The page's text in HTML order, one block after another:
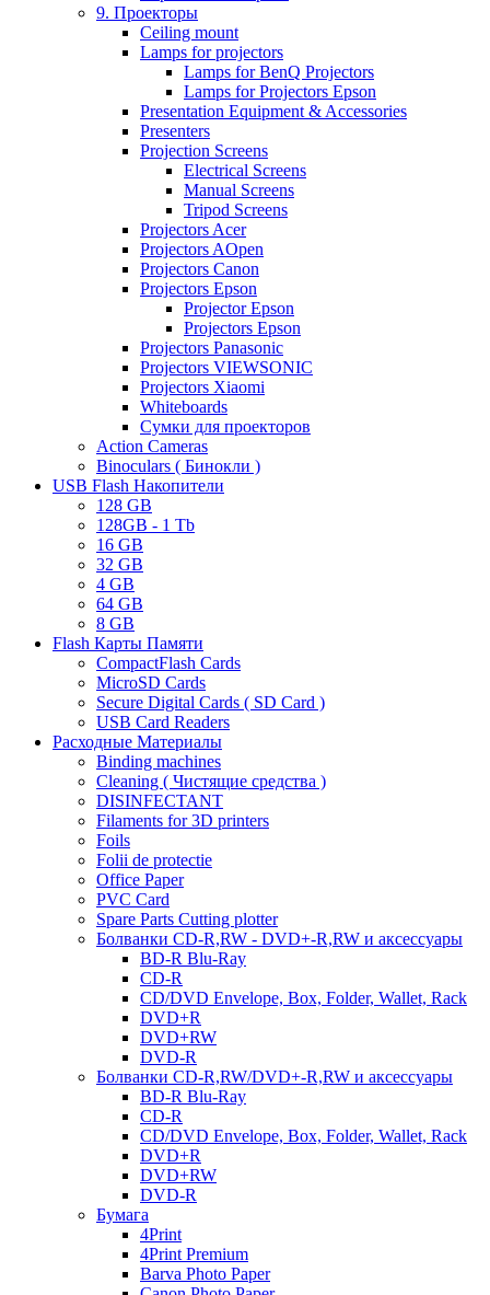
9. Проекторы
Ceiling mount
Lamps for projectors
Lamps for BenQ Projectors
Lamps for Projectors Epson
Presentation Equipment & Accessories
Presenters
Projection Screens
Electrical Screens
Manual Screens
Tripod Screens
Projectors Acer
Projectors AOpen
Projectors Canon
Projectors Epson
Projector Epson
Projectors Epson
Projectors Panasonic
Projectors VIEWSONIC
Projectors Xiaomi
Whiteboards
Сумки для проекторов
Action Cameras
Binoculars ( Бинокли )
USB Flash Накопители
128 GB
128GB - 1 Tb
16 GB
32 GB
4 GB
64 GB
8 GB
Flash Карты Памяти
CompactFlash Cards
MicroSD Cards
Secure Digital Cards ( SD Card )
USB Card Readers
Расходные Материалы
Binding machines
Cleaning ( Чистящие средства )
DISINFECTANT
Filaments for 3D printers
Foils
Folii de protectie
Office Paper
PVC Card
Spare Parts Cutting plotter
Болванки CD-R,RW - DVD+-R,RW и аксессуары
BD-R Blu-Ray
CD-R
CD/DVD Envelope, Box, Folder, Wallet, Rack
DVD+R
DVD+RW
DVD-R
Болванки CD-R,RW/DVD+-R,RW и аксессуары
BD-R Blu-Ray
CD-R
CD/DVD Envelope, Box, Folder, Wallet, Rack
DVD+R
DVD+RW
DVD-R
Бумага
4Print
4Print Premium
Barva Photo Paper